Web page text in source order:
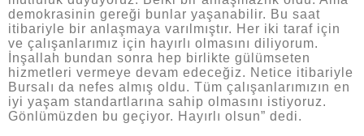
demokrasinin gereği bunlar yaşanabilir. Bu saat
itibariyle bir anlaşmaya varılmıştır. Her iki taraf için
ve çalışanlarımız için hayırlı olmasını diliyorum.
İnşallah bundan sonra hep birlikte gülümseten
hizmetleri vermeye devam edeceğiz. Netice itibariyle
Bursalı da nefes almış oldu. Tüm çalışanlarımızın en
iyi yaşam standartlarına sahip olmasını istiyoruz.
Gönlümüzden bu geçiyor. Hayırlı olsun” dedi.